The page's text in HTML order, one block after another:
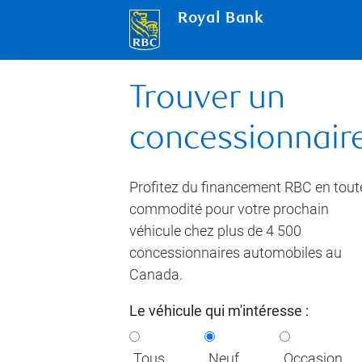
Royal Bank
Trouver un
Profitez du financement RBC en
commodité pour votre prochain
véhicule chez plus de 4 500
concessionnaires automobiles au
Canada.
Le véhicule qui m'intéresse :
Tous Neuf Occasion